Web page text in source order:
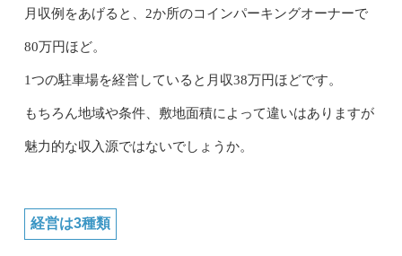
月収例をあげると、2か所のコインパーキングオーナーで
80万円ほど。
1つの駐車場を経営していると月収38万円ほどです。
もちろん地域や条件、敷地面積によって違いはありますが
魅力的な収入源ではないでしょうか。
経営は3種類